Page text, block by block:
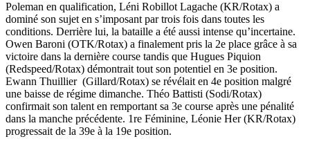
Poleman en qualification, Léni Robillot Lagache (KR/Rotax) a
dominé son sujet en s’imposant par trois fois dans toutes les
conditions. Derrière lui, la bataille a été aussi intense qu’incertaine.
Owen Baroni (OTK/Rotax) a finalement pris la 2e place grâce à sa
victoire dans la dernière course tandis que Hugues Piquion
(Redspeed/Rotax) démontrait tout son potentiel en 3e position.
Ewann Thuillier (Gillard/Rotax) se révélait en 4e position malgré
une baisse de régime dimanche. Théo Battisti (Sodi/Rotax)
confirmait son talent en remportant sa 3e course après une pénalité
dans la manche précédente. 1re Féminine, Léonie Her (KR/Rotax)
progressait de la 39e à la 19e position.